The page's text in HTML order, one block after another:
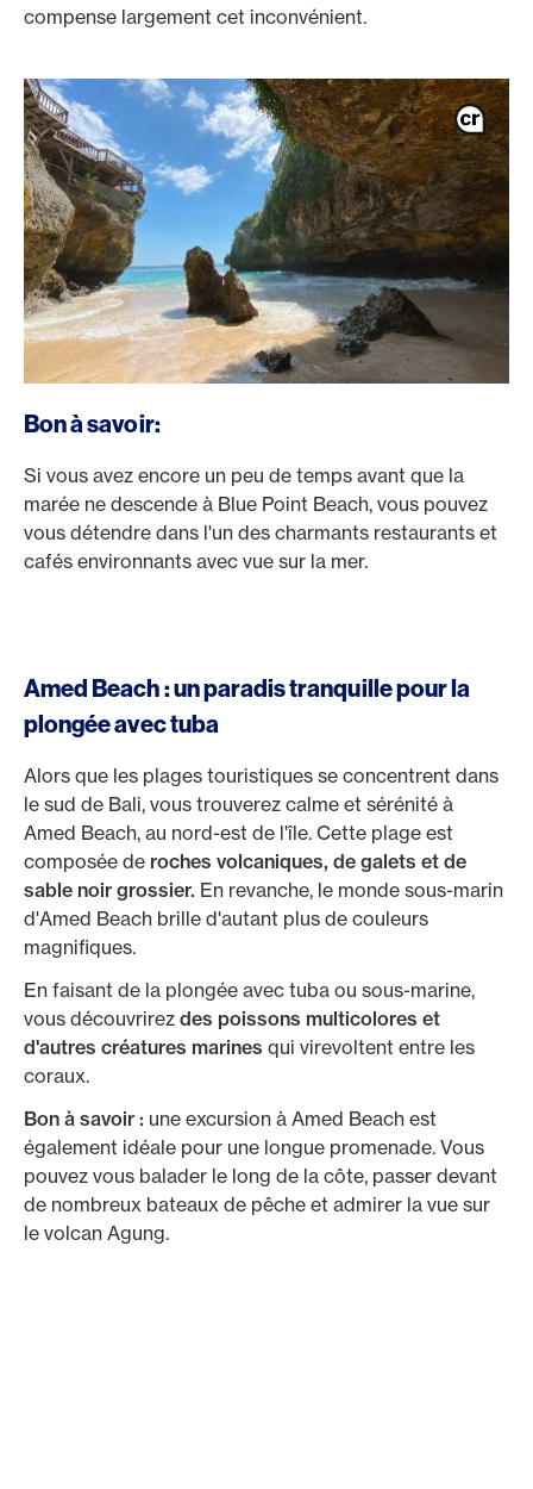
compense largement cet inconvénient.
Bon à savoir:
Si vous avez encore un peu de temps avant que la
marée ne descende à Blue Point Beach, vous pouvez
vous détendre dans l'un des charmants restaurants et
cafés environnants avec vue sur la mer.
Amed Beach : un paradis tranquille pour la
plongée avec tuba
Alors que les plages touristiques se concentrent dans
le sud de Bali, vous trouverez calme et sérénité à
Amed Beach, au nord-est de l'île. Cette plage est
composée de roches volcaniques, de galets et de
sable noir grossier. En revanche, le monde sous-marin
d'Amed Beach brille d'autant plus de couleurs
magnifiques.
En faisant de la plongée avec tuba ou sous-marine,
vous découvrirez des poissons multicolores et
d'autres créatures marines qui virevoltent entre les
coraux.
Bon à savoir : une excursion à Amed Beach est
également idéale pour une longue promenade. Vous
pouvez vous balader le long de la côte, passer devant
de nombreux bateaux de pêche et admirer la vue sur
le volcan Agung.